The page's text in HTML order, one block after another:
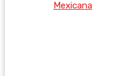
Mexicana